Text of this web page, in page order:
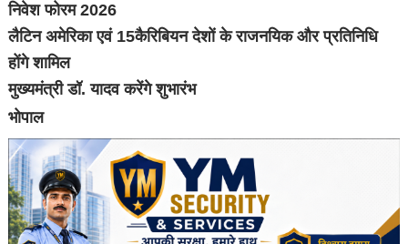
निवेश फोरम 2026
लैटिन अमेरिका एवं 15कैरिबियन देशों के राजनयिक और प्रतिनिधि
होंगे शामिल
मुख्यमंत्री डॉ. यादव करेंगे शुभारंभ
भोपाल